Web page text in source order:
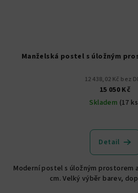
Manželská postel s úložným
12 438,02 Kč bez
15 050 Kč
Skladem (17
z
5
Detail
Moderní postel s úložným prostorem
cm. Velký výběr barev,